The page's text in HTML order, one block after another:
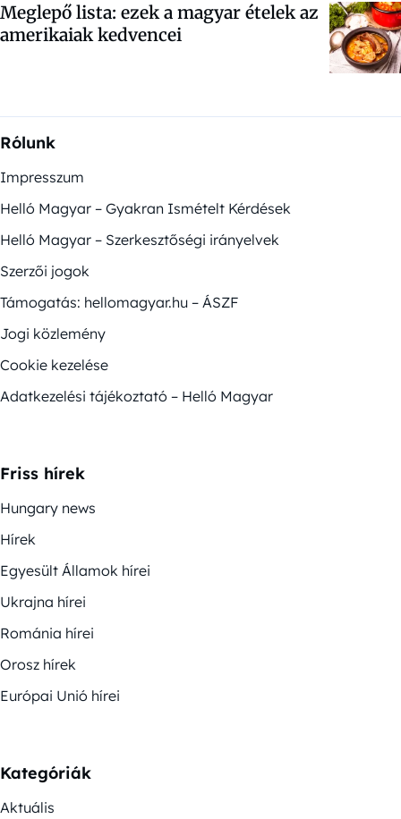
Meglepő lista: ezek a magyar ételek az
amerikaiak kedvencei
Rólunk
Impresszum
Helló Magyar – Gyakran Ismételt Kérdések
Helló Magyar – Szerkesztőségi irányelvek
Szerzői jogok
Támogatás: hellomagyar.hu – ÁSZF
Jogi közlemény
Cookie kezelése
Adatkezelési tájékoztató – Helló Magyar
Friss hírek
Hungary news
Hírek
Egyesült Államok hírei
Ukrajna hírei
Románia hírei
Orosz hírek
Európai Unió hírei
Kategóriák
Aktuális